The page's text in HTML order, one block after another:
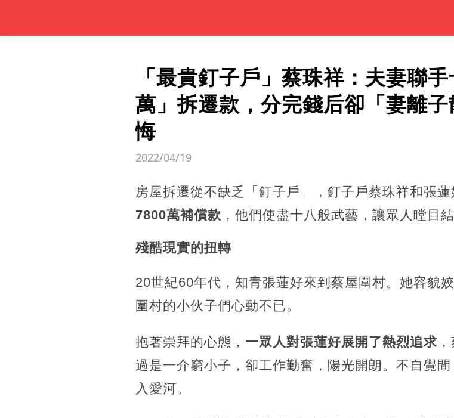
「最貴釘子戶」蔡珠祥：夫妻聯
萬」拆遷款，分完錢后卻「妻離
悔
2022/04/19
房屋拆遷從不缺乏「釘子戶」，釘子戶蔡珠祥和張蓮
7800萬補償款 ，他們使盡十八般武藝，讓眾人瞠目結
殘酷現實的扭轉
20世紀60年代，知青張蓮好來到蔡屋圍村。她容貌
圍村的小伙子們心動不已。
抱著崇拜的心態， 一眾人對張蓮好展開了熱烈追求
過是一介窮小子，卻工作勤奮，陽光開朗。不自覺
入愛河。